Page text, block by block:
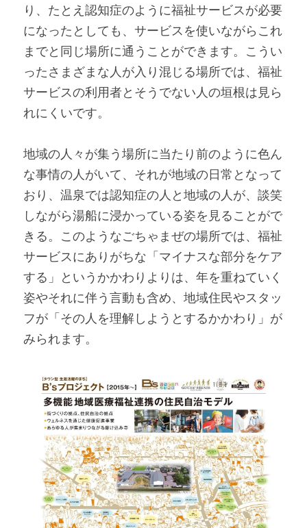
り、たとえ認知症のように福祉サービスが必要
になったとしても、サービスを使いながらこれ
までと同じ場所に通うことができます。こうい
ったさまざまな人が入り混じる場所では、福祉
サービスの利用者とそうでない人の垣根は見ら
れにくいです。
地域の人々が集う場所に当たり前のように色ん
な事情の人がいて、それが地域の日常となって
おり、温泉では認知症の人と地域の人が、談笑
しながら湯船に浸かっている姿を見ることがで
きる。このようなごちゃまぜの場所では、福祉
サービスにありがちな「マイナスな部分をケア
する」というかかわりよりは、年を重ねていく
姿やそれに伴う言動も含め、地域住民やスタッ
フが「その人を理解しようとするかかわり」が
みられます。